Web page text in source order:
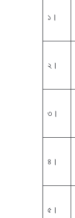
১।
২।
৩।
৪।
৫।